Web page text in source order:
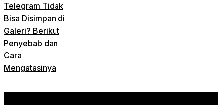
Telegram Tidak
Bisa Disimpan di
Galeri? Berikut
Penyebab dan
Cara
Mengatasinya